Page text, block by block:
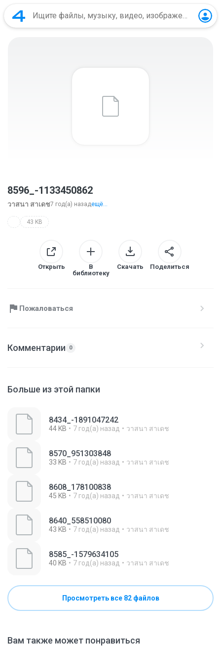
8596_-1133450862
วาสนา สาเดช7 год(а) назадещё...
43 KB
Открыть
В
библиотеку
Скачать Поделиться
Пожаловаться
Комментарии 0
Больше из этой папки
8434_-1891047242
44 KB 7 год(а) назад วาสนา สาเดช
8570_951303848
33 KB 7 год(а) назад วาสนา สาเดช
8608_178100838
45 KB 7 год(а) назад วาสนา สาเดช
8640_558510080
43 KB 7 год(а) назад วาสนา สาเดช
8585_-1579634105
40 KB 7 год(а) назад วาสนา สาเดช
Просмотреть все 82 файлов
Вам также может понравиться